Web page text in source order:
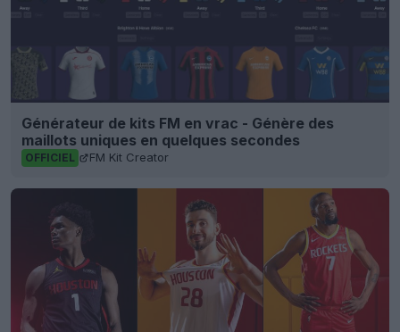
Générateur de kits FM en vrac - Génère des
maillots uniques en quelques secondes
OFFICIEL FM Kit Creator